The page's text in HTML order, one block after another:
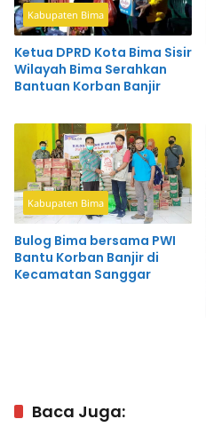
Kabupaten Bima
Ketua DPRD Kota Bima Sisir
Wilayah Bima Serahkan
Bantuan Korban Banjir
Kabupaten Bima
Bulog Bima bersama PWI
Bantu Korban Banjir di
Kecamatan Sanggar
Baca Juga: